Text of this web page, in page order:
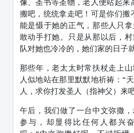
搬吧，统统拿走吧！可是你们搬
能是慑于她的正气，那些人只
敢动手打她。只是从那以后，
队对她也冷冷的，她们家的日子
那些年，老太太时常扶杖走上
人似地站在那里默默地祈祷：“
人，求你打发圣人（指神父）
午后，我们做了一台中文弥撒
参与，却显得比任何人都兴